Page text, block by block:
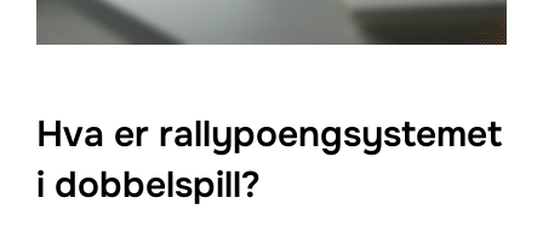
Hva er rallypoengsystemet
i dobbelspill?